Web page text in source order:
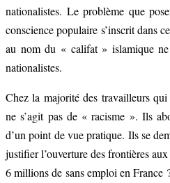
nationalistes. Le problème que
conscience populaire s’inscrit dans
au nom du « califat » islamique ne
nationalistes.
Chez la majorité des travailleurs
ne s’agit pas de « racisme ». Ils
d’un point de vue pratique. Ils se
justifier l’ouverture des frontières
6 millions de sans emploi en France